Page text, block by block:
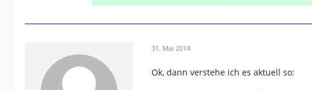
31. Mai 2014
Ok, dann verstehe ich es aktuell so: